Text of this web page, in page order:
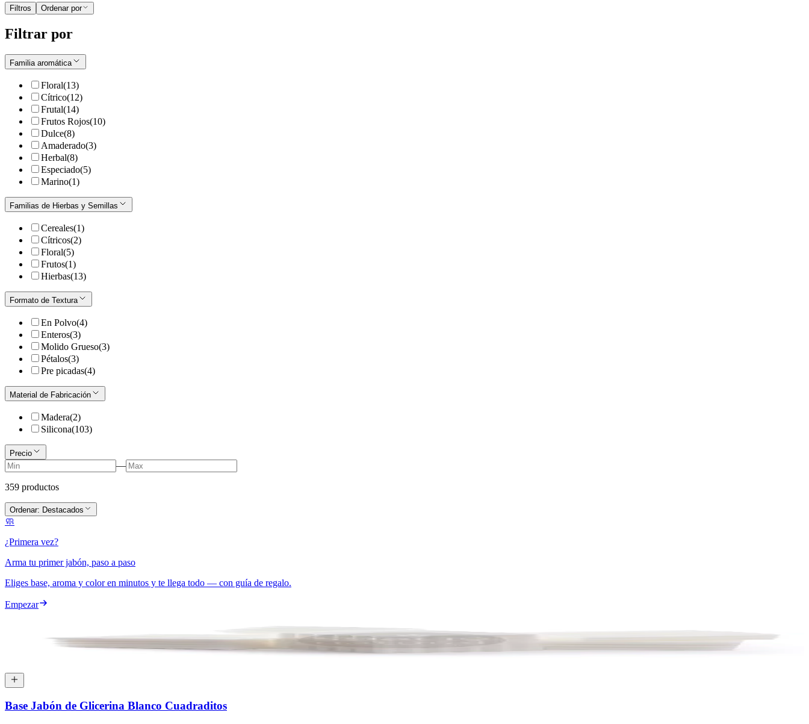
Filtros Ordenar por
Filtrar por
Familia aromática
Floral(13)
Cítrico(12)
Frutal(14)
Frutos Rojos(10)
Dulce(8)
Amaderado(3)
Herbal(8)
Especiado(5)
Marino(1)
Familias de Hierbas y Semillas
Cereales(1)
Cítricos(2)
Floral(5)
Frutos(1)
Hierbas(13)
Formato de Textura
En Polvo(4)
Enteros(3)
Molido Grueso(3)
Pétalos(3)
Pre picadas(4)
Material de Fabricación
Madera(2)
Silicona(103)
Precio
—
359 productos
Ordenar: Destacados
🧼
¿Primera vez?
Arma tu primer jabón, paso a paso
Eliges base, aroma y color en minutos y te llega todo — con guía de regalo.
Empezar
Base Jabón de Glicerina Blanco Cuadraditos